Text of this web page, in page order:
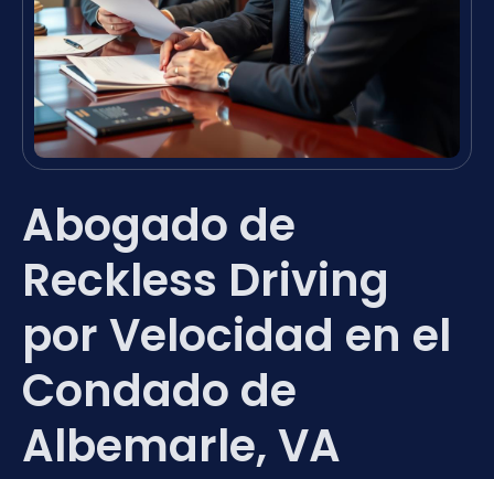
Abogado de
Reckless Driving
por Velocidad en el
Condado de
Albemarle, VA